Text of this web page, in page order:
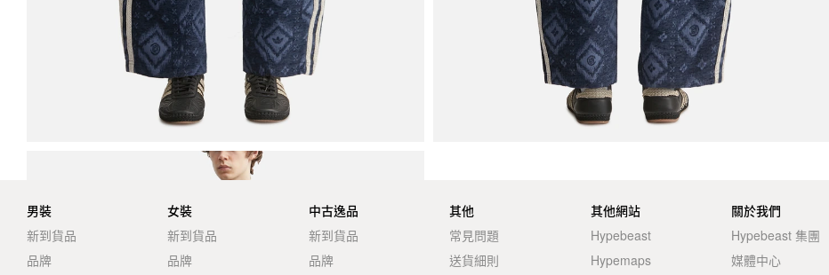
男裝
新到貨品
品牌
女裝
新到貨品
品牌
中古逸品
新到貨品
品牌
其他
常見問題
送貨細則
其他網站
Hypebeast
Hypemaps
關於我們
Hypebeast 集團
媒體中心